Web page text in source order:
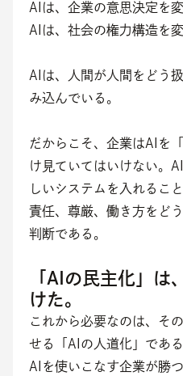
AIは、企業の意思決定を変
AIは、社会の権力構造を変
AIは、人間が人間をどう
み込んでいる。
だからこそ、企業はAIを
け見ていてはいけない。
しいシステムを入れるこ
責任、尊厳、働き方をど
判断である。
「AIの民主化」は
けた。
これから必要なのは、そ
せる「AIの人道化」である
AIを使いこなす企業が勝